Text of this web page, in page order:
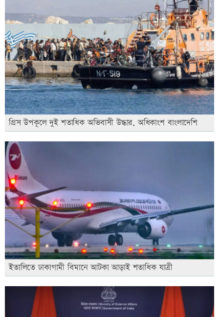
গ্রিস উপকূলে দুই শতাধিক অভিবাসী উদ্ধার, অধিকাংশ বাংলাদেশি
ইতালিতে ঢাকাগামী বিমানে আটকা আড়াই শতাধিক যাত্রী